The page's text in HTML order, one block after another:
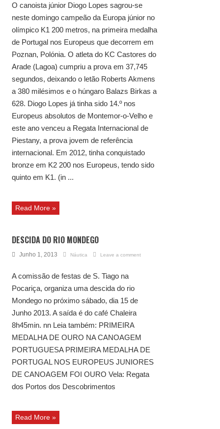
O canoista júnior Diogo Lopes sagrou-se
neste domingo campeão da Europa júnior no
olímpico K1 200 metros, na primeira medalha
de Portugal nos Europeus que decorrem em
Poznan, Polónia. O atleta do KC Castores do
Arade (Lagoa) cumpriu a prova em 37,745
segundos, deixando o letão Roberts Akmens
a 380 milésimos e o húngaro Balazs Birkas a
628. Diogo Lopes já tinha sido 14.º nos
Europeus absolutos de Montemor-o-Velho e
este ano venceu a Regata Internacional de
Piestany, a prova jovem de referência
internacional. Em 2012, tinha conquistado
bronze em K2 200 nos Europeus, tendo sido
quinto em K1. (in ...
Read More »
DESCIDA DO RIO MONDEGO
Junho 1, 2013 Náutica Leave a comment
A comissão de festas de S. Tiago na
Pocariça, organiza uma descida do rio
Mondego no próximo sábado, dia 15 de
Junho 2013. A saída é do café Chaleira
8h45min. nn Leia também: PRIMEIRA
MEDALHA DE OURO NA CANOAGEM
PORTUGUESA PRIMEIRA MEDALHA DE
PORTUGAL NOS EUROPEUS JUNIORES
DE CANOAGEM FOI OURO Vela: Regata
dos Portos dos Descobrimentos
Read More »